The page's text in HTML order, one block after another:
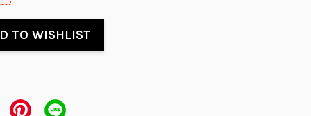
TO WISHLIST